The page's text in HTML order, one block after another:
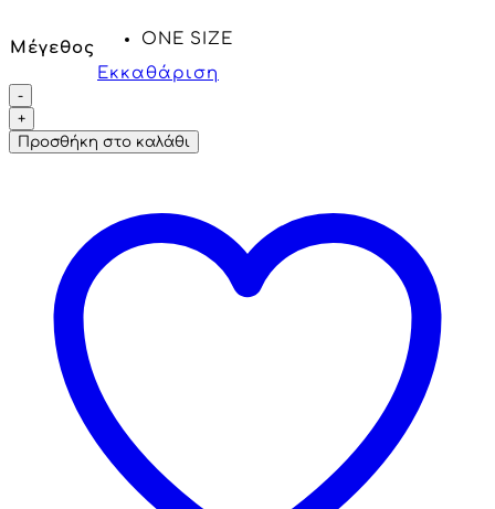
Μέγεθος
ONE SIZE
Εκκαθάριση
Προσθήκη στο καλάθι